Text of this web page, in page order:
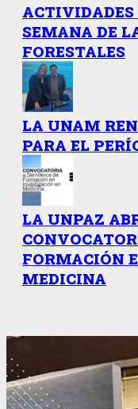
SEMANA DE
FORESTALES
LA UNAM
PARA EL
LA UNPAZ
FORMACIÓN
MEDICINA